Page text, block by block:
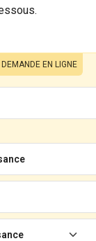
EN LIGNE